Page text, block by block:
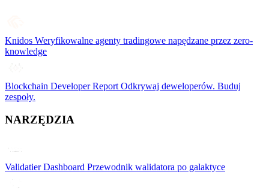
Knidos Weryfikowalne agenty tradingowe napędzane przez zero-
knowledge
Blockchain Developer Report Odkrywaj deweloperów. Buduj
zespoły.
NARZĘDZIA
Validatier Dashboard Przewodnik walidatora po galaktyce